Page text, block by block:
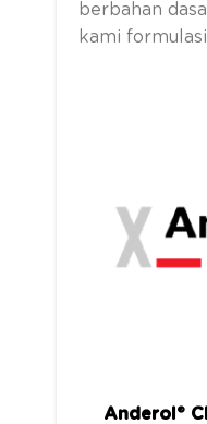
berbahan
kami
Anderol®